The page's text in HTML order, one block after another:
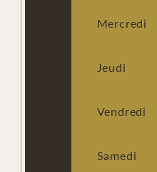
Mercredi
Jeudi
Vendredi
Samedi